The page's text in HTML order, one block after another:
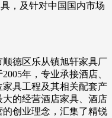
，及针对中国国内市场
德区乐从镇旭轩家具厂
年，专业承接酒店、
具工程及其相关配套产
的经营酒店家具、酒店
创业理念，汇集了精锐